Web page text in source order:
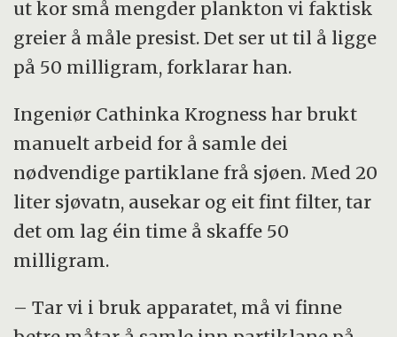
ut kor små mengder plankton vi faktisk
greier å måle presist. Det ser ut til å ligge
på 50 milligram, forklarar han.
Ingeniør Cathinka Krogness har brukt
manuelt arbeid for å samle dei
nødvendige partiklane frå sjøen. Med 20
liter sjøvatn, ausekar og eit fint filter, tar
det om lag éin time å skaffe 50
milligram.
– Tar vi i bruk apparatet, må vi finne